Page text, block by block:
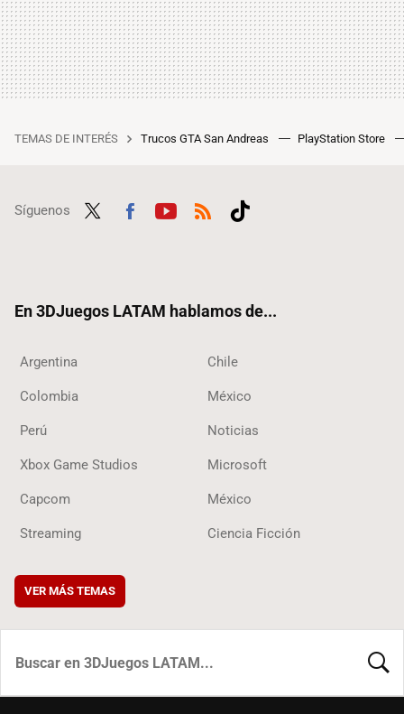
TEMAS DE INTERÉS Trucos GTA San Andreas PlayStation Store
Síguenos
En 3DJuegos LATAM hablamos de...
Argentina Chile
Colombia México
Perú Noticias
Xbox Game Studios Microsoft
Capcom México
Streaming Ciencia Ficción
VER MÁS TEMAS